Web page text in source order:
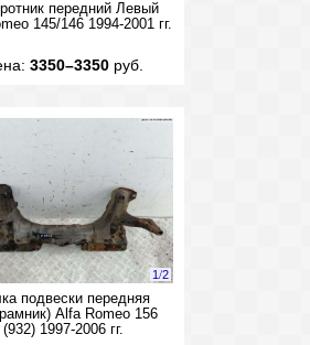
передний Левый
145/146 1994-2001 гг.
3350–3350руб.
1/2
подвески передняя
Alfa Romeo 156
(932) 1997-2006 гг.